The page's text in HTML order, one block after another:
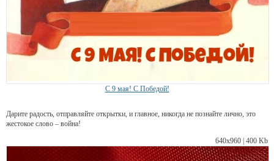
С 9 мая! С Победой!
Дарите радость, отправляйте открытки, и главное, никогда не познайте лично, это
жестокое слово – война!
640х960 | 400 Kb